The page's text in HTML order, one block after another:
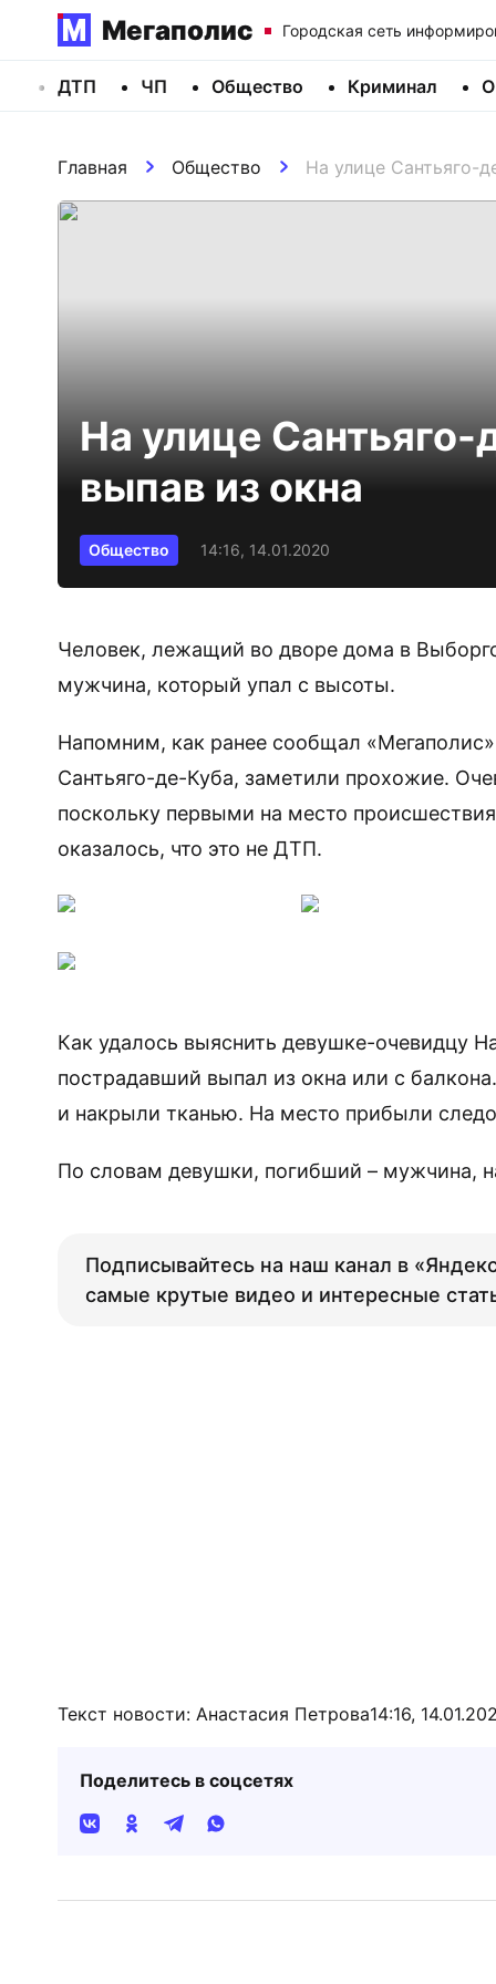
Мегаполис Городская сеть
ДТП ЧП Общество Криминал
Главная Общество На улице Сантьяго-
На улице
выпав из окна
Общество 14:16, 14.01.2020
Человек, лежащий во дворе дома в
мужчина, который упал с высоты.
Напомним, как ранее сообщал
Сантьяго-де-Куба, заметили прохожие.
поскольку первыми на место
оказалось, что это не ДТП.
Как удалось выяснить девушке-очевидцу
пострадавший выпал из окна или с
и накрыли тканью. На место прибыли
По словам девушки, погибший – мужчина,
Подписывайтесь на наш канал в
самые крутые видео и интересные
Текст новости: Анастасия Петрова14:16,
Поделитесь в соцсетях